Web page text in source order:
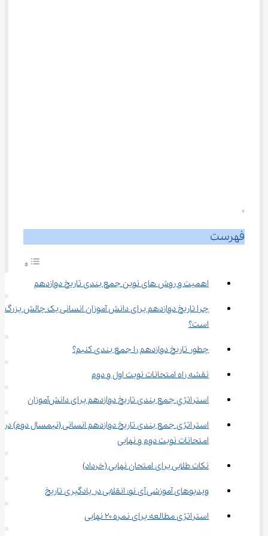
0
فهرست
اهمیت و روش‌ های نوین جمع بندی تاریخ دوازدهم
چرا تاریخ دوازدهم برای دانش‌ آموزان انسانی یک چالش بزرگ
است؟
چطور تاریخ دوازدهم را جمع بندی کنیم؟
نقشه راه امتحانات نوبت اول و دوم
استراتژي جمع بندی تاریخ دوازدهم برای دانش‌آموزان
استراتژی جمع بندی تاریخ دوازدهم انسانی (نیمسال دوم) در
امتحانات نوبت دوم و نهایی
نکات طلایی برای امتحان نهایی (خرداد)
ویدیوهای آموزشی آی نو: انقلابی در یادگیری تاریخ
استراتژی مطالعه برای نمره ۲۰ نهایی